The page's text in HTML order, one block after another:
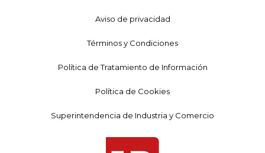
Aviso de privacidad
Términos y Condiciones
Política de Tratamiento de Información
Política de Cookies
Superintendencia de Industria y Comercio